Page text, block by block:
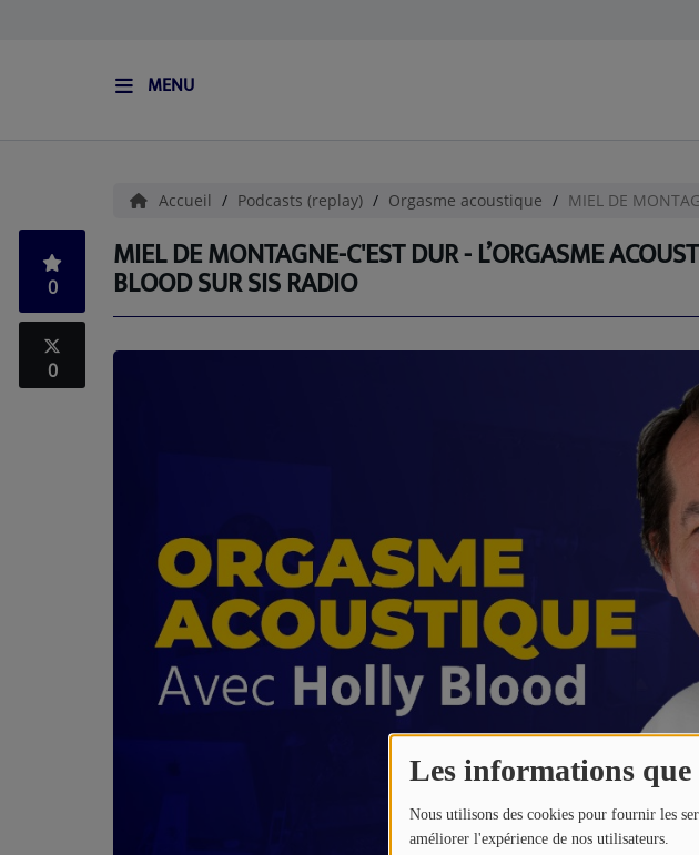
Les informations que
Nous utilisons des cookies pour fournir les
améliorer l'expérience de nos utilisateurs.
MENU
BOUTIQUE
PODCASTS (CATALOGUE)
L'ÉQUIPE
A PROPOS DE NOUS
Accueil Podcasts (replay) Orgasme acoustique MIEL DE
MIEL DE MONTAGNE-C'EST DUR - L’ORGASME
BLOOD SUR SIS RADIO
0
0